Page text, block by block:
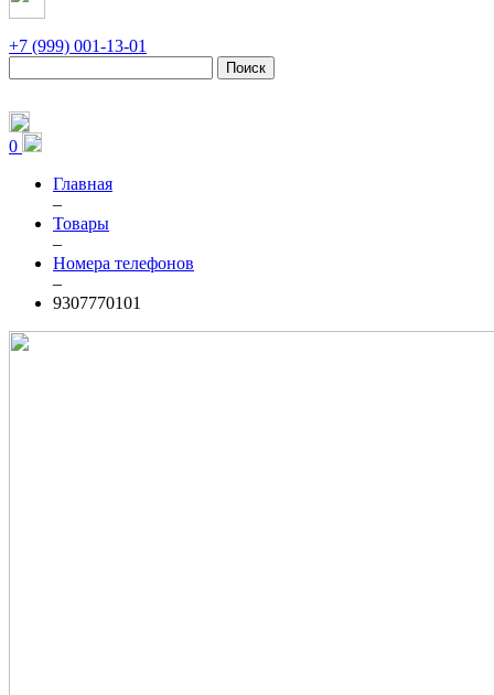
+7 (999) 001-13-01
Поиск
0
Главная
–
Товары
–
Номера телефонов
–
9307770101